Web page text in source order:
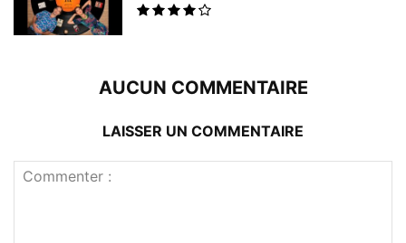
AUCUN COMMENTAIRE
LAISSER UN COMMENTAIRE